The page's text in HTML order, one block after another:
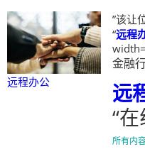
远程办公
”该让
“远程
金融
远
“
所有内